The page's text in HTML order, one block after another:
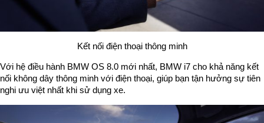
Kết nối điện thoại thông minh
Với hệ điều hành BMW OS 8.0 mới nhất, BMW i7 cho khả năng kết
nối không dây thông minh với điện thoại, giúp bạn tận hưởng sự tiên
nghi ưu việt nhất khi sử dụng xe.